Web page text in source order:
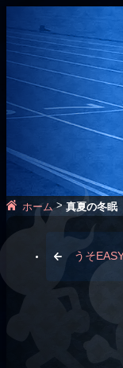
ホーム>真夏の冬眠
うそ